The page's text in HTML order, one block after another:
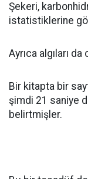
Şekeri,
istatistiklerine
Ayrıca algıları
Bir kitapta bir
şimdi 21 saniye
belirtmişler.